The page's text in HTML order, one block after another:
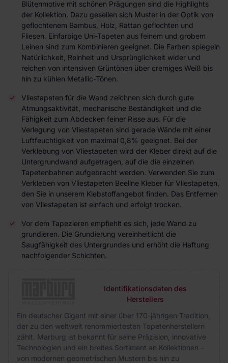
Blütenmotive mit schönen Prägungen sind die Highlights
der Kollektion. Dazu gesellen sich Muster in der Optik von
geflochtenem Bambus, Holz, Rattan geflochten und
Fliesen. Einfarbige Uni-Tapeten aus feinem und grobem
Leinen sind zum Kombinieren geeignet. Die Farben spiegeln
Natürlichkeit, Reinheit und Ursprünglichkeit wider und
reichen von intensiven Grüntönen über cremiges Weiß bis
hin zu kühlen Metallic-Tönen.
Vliestapeten für die Wand zeichnen sich durch gute
Atmungsaktivität, mechanische Beständigkeit und die
Fähigkeit zum Abdecken feiner Risse aus. Für die
Verlegung von Vliestapeten sind gerade Wände mit einer
Luftfeuchtigkeit von maximal 0,8% geeignet. Bei der
Verklebung von Vliestapeten wird der Kleber direkt auf die
Untergrundwand aufgetragen, auf die die einzelnen
Tapetenbahnen aufgebracht werden. Verwenden Sie zum
Verkleben von Vliestapeten Beeline Kleber für Vliestapeten,
den Sie in unserem Klebstoffangebot finden. Das Entfernen
von Vliestapeten ist einfach und erfolgt trocken.
Vor dem Tapezieren empfiehlt es sich, jede Wand zu
grundieren. Die Grundierung vereinheitlicht die
Saugfähigkeit des Untergrundes und erhöht die Haftung
nachfolgender Schichten.
Identifikationsdaten des
Herstellers
Ein deutscher Gigant mit einer über 170-jährigen Tradition,
der zu den weltweit renommiertesten Tapetenherstellern
zählt. Marburg ist bekannt für seine Präzision, innovative
Technologien und ein breites Sortiment an Kollektionen –
von modernen geometrischen Mustern bis hin zu